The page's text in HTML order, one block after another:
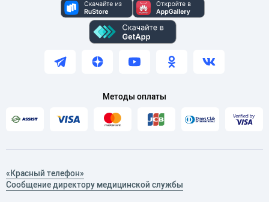
г. Санкт-Петербург
2015 г. - Primary knee arthroplasty, г. Нижний
- Specialty course Ziv Medical Center, Zefat, Israel.
- Simulation-based Workshop for Trauma
2016 г.- «Периоперационное ведение больных в
травматологии и ортопедии», г. Астрахань
Beijing China
2018 г. The 6th Korea-Russia Medical Training
Program in Orthopedic Surgery Department of
Методы оплаты
«Красный телефон»
Сообщение директору медицинской службы